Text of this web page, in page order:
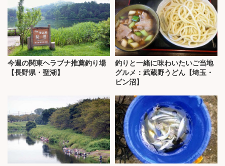
今週の関東ヘラブナ推薦釣り場
【長野県・聖湖】
釣りと一緒に味わいたいご当地
グルメ：武蔵野うどん【埼玉・
ビン沼】